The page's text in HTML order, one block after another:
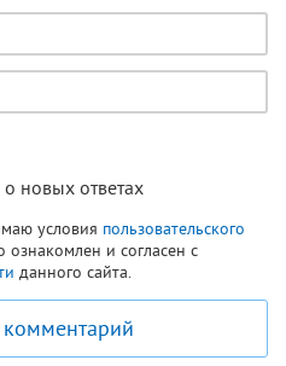
новых ответах
условия пользовательского
ознакомлен и согласен с
данного сайта.
комментарий